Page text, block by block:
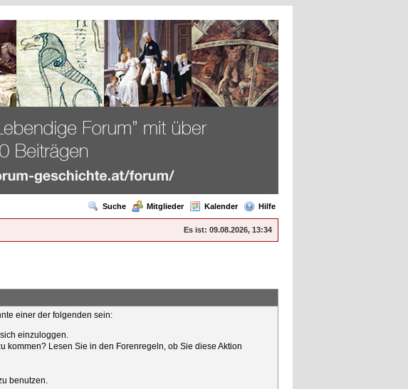
Suche Mitglieder Kalender Hilfe
Es ist: 09.08.2026, 13:34
einer der folgenden sein:
einzuloggen.
kommen? Lesen Sie in den Forenregeln, ob Sie diese Aktion
benutzen.